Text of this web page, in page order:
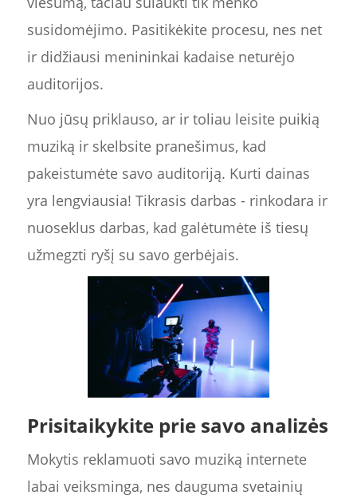
susidomėjimo. Pasitikėkite procesu, nes net
ir didžiausi menininkai kadaise neturėjo
auditorijos.
Nuo jūsų priklauso, ar ir toliau leisite puikią
muziką ir skelbsite pranešimus, kad
pakeistumėte savo auditoriją. Kurti dainas
yra lengviausia! Tikrasis darbas - rinkodara ir
nuoseklus darbas, kad galėtumėte iš tiesų
užmegzti ryšį su savo gerbėjais.
Prisitaikykite prie savo analizės
Mokytis reklamuoti savo muziką internete
labai veiksminga, nes dauguma svetainių